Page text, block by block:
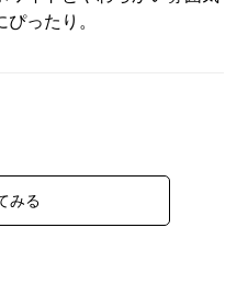
ったり。
操作ボタンは背面にありま
す。